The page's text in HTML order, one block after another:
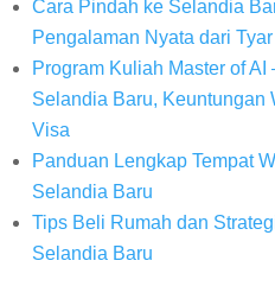
Cara Pindah ke Selandia
Pengalaman Nyata dari
Program Kuliah Master of
Selandia Baru, Keuntungan
Visa
Panduan Lengkap Tempat
Selandia Baru
Tips Beli Rumah dan
Selandia Baru